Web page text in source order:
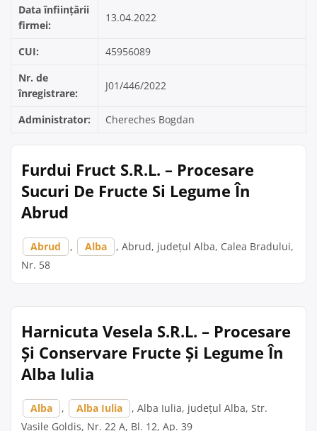
Data înființării
firmei:
13.04.2022
CUI:
45956089
Nr. de
înregistrare:
J01/446/2022
Administrator: Chereches Bogdan
Furdui Fruct S.R.L. – Procesare
Sucuri De Fructe Si Legume În
Abrud
Abrud , Alba
, Abrud, județul Alba, Calea Bradului,
Nr. 58
Harnicuta Vesela S.R.L. – Procesare
Și Conservare Fructe Și Legume În
Alba Iulia
Alba , Alba Iulia
, Alba Iulia, județul Alba, Str.
Vasile Goldis, Nr. 22 A, Bl. 12, Ap. 39